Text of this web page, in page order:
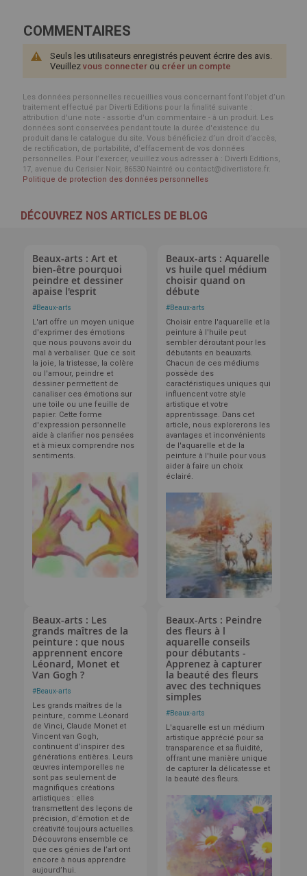
COMMENTAIRES
Seuls les utilisateurs enregistrés peuvent écrire des avis.
Veuillez vous connecter ou créer un compte
Les données personnelles recueillies vous concernant font l’objet d’un
traitement effectué par Diverti Editions pour la finalité suivante :
attribution d'une note - assortie d'un commentaire - à un produit. Les
données sont conservées pendant toute la durée d'existence du
produit dans le catalogue du site. Vous bénéficiez d’un droit d’accès,
de rectification, de portabilité, d’effacement de vos données
personnelles. Pour l’exercer, veuillez vous adresser à : Diverti Editions,
17, avenue du Cerisier Noir, 86530 Naintré ou contact@divertistore.fr.
Politique de protection des données personnelles
DÉCOUVREZ NOS ARTICLES DE BLOG
Beaux-arts : Art et
bien-être pourquoi
peindre et dessiner
apaise l'esprit
#Beaux-arts
L'art offre un moyen unique
d'exprimer des émotions
que nous pouvons avoir du
mal à verbaliser. Que ce soit
la joie, la tristesse, la colère
ou l'amour, peindre et
dessiner permettent de
canaliser ces émotions sur
une toile ou une feuille de
papier. Cette forme
d'expression personnelle
aide à clarifier nos pensées
et à mieux comprendre nos
sentiments.
Beaux-arts : Aquarelle
vs huile quel médium
choisir quand on
débute
#Beaux-arts
Choisir entre l'aquarelle et la
peinture à l'huile peut
sembler déroutant pour les
débutants en beauxarts.
Chacun de ces médiums
possède des
caractéristiques uniques qui
influencent votre style
artistique et votre
apprentissage. Dans cet
article, nous explorerons les
avantages et inconvénients
de l'aquarelle et de la
peinture à l'huile pour vous
aider à faire un choix
éclairé.
Beaux-arts : Les
grands maîtres de la
peinture : que nous
apprennent encore
Léonard, Monet et
Van Gogh ?
#Beaux-arts
Les grands maîtres de la
peinture, comme Léonard
de Vinci, Claude Monet et
Vincent van Gogh,
continuent d’inspirer des
générations entières. Leurs
œuvres intemporelles ne
sont pas seulement de
magnifiques créations
artistiques : elles
transmettent des leçons de
précision, d’émotion et de
créativité toujours actuelles.
Découvrons ensemble ce
que ces génies de l’art ont
encore à nous apprendre
aujourd’hui.
Beaux-Arts : Peindre
des fleurs à l
aquarelle conseils
pour débutants -
Apprenez à capturer
la beauté des fleurs
avec des techniques
simples
#Beaux-arts
L'aquarelle est un médium
artistique apprécié pour sa
transparence et sa fluidité,
offrant une manière unique
de capturer la délicatesse et
la beauté des fleurs.